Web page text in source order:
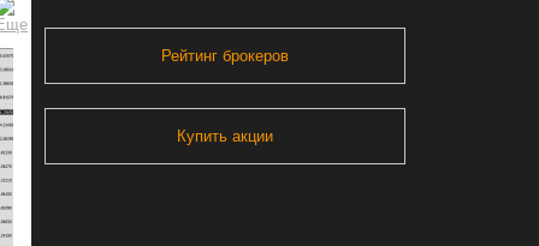
Рейтинг брокеров
Купить акции